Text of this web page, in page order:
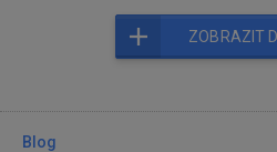
ZOBRAZIT
Blog